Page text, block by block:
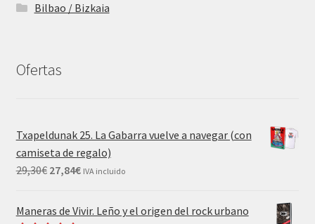
Bilbao / Bizkaia
Ofertas
Txapeldunak 25. La Gabarra vuelve a navegar (con
camiseta de regalo)
29,30€ 27,84€ IVA incluido
Maneras de Vivir. Leño y el origen del rock urbano